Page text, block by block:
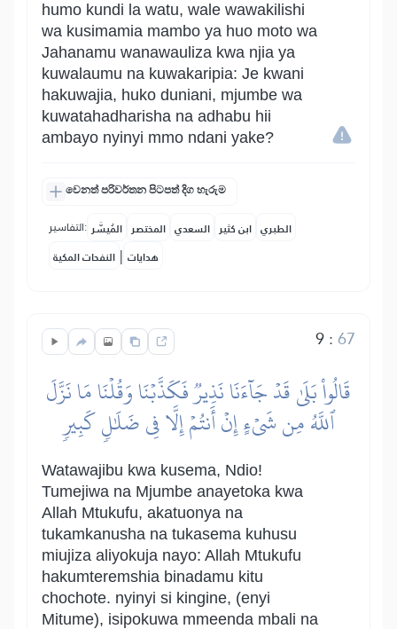
humo kundi la watu, wale wawakilishi
wa kusimamia mambo ya huo moto wa
Jahanamu wanawauliza kwa njia ya
kuwalaumu na kuwakaripia: Je kwani
hakuwajia, huko duniani, mjumbe wa
kuwatahadharisha na adhabu hii
ambayo nyinyi mmo ndani yake?
වෙනත් පරිවර්තන පිටපත් දිග හැරුම
التفاسير: المُيسَّر المختصر السعدي ابن كثير الطبري
النفحات المكية | هدايات
9:67
قَالُواْ بَلَىٰ قَدۡ جَآءَنَا نَذِيرٞ فَكَذَّبۡنَا وَقُلۡنَا مَا نَزَّلَ
ٱللَّهُ مِن شَيۡءٍ إِنۡ أَنتُمۡ إِلَّا فِي ضَلَٰلٖ كَبِيرٖ
Watawajibu kwa kusema, Ndio!
Tumejiwa na Mjumbe anayetoka kwa
Allah Mtukufu, akatuonya na
tukamkanusha na tukasema kuhusu
miujiza aliyokuja nayo: Allah Mtukufu
hakumteremshia binadamu kitu
chochote. nyinyi si kingine, (enyi
Mitume), isipokuwa mmeenda mbali na